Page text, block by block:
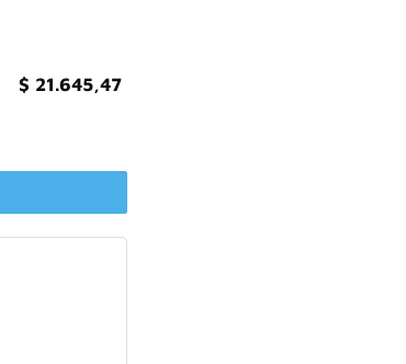
$ 21.645,47